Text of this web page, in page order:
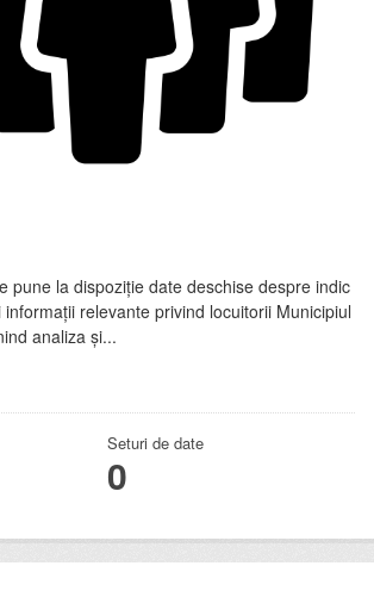
pune la dispoziție date deschise despre indic
relevante privind locuitorii Municipiul
analiza și...
Seturi de date
0